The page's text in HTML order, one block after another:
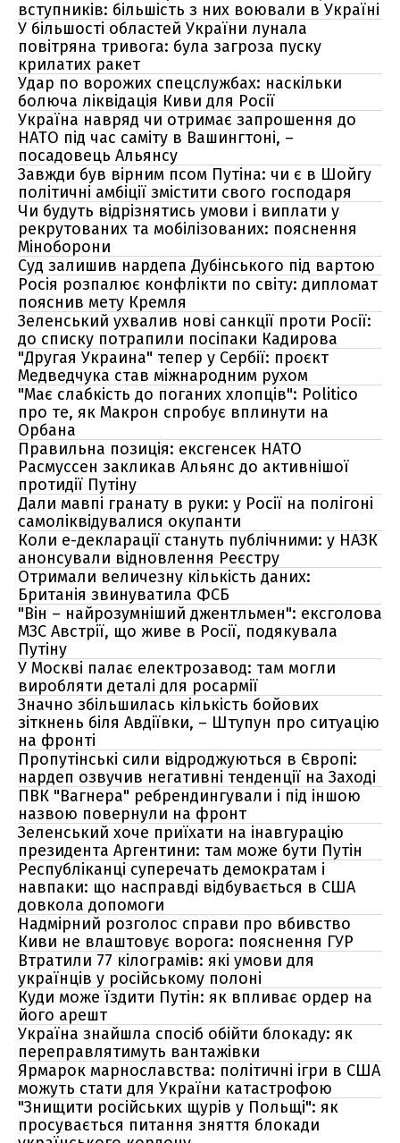
вступників: більшість з них воювали в Україні
У більшості областей України лунала
повітряна тривога: була загроза пуску
крилатих ракет
Удар по ворожих спецслужбах: наскільки
болюча ліквідація Киви для Росії
Україна навряд чи отримає запрошення до
НАТО під час саміту в Вашингтоні, –
посадовець Альянсу
Завжди був вірним псом Путіна: чи є в Шойгу
політичні амбіції змістити свого господаря
Чи будуть відрізнятись умови і виплати у
рекрутованих та мобілізованих: пояснення
Міноборони
Суд залишив нардепа Дубінського під вартою
Росія розпалює конфлікти по світу: дипломат
пояснив мету Кремля
Зеленський ухвалив нові санкції проти Росії:
до списку потрапили посіпаки Кадирова
"Другая Украина" тепер у Сербії: проєкт
Медведчука став міжнародним рухом
"Має слабкість до поганих хлопців": Politico
про те, як Макрон спробує вплинути на
Орбана
Правильна позиція: ексгенсек НАТО
Расмуссен закликав Альянс до активнішої
протидії Путіну
Дали мавпі гранату в руки: у Росії на полігоні
самоліквідувалися окупанти
Коли е-декларації стануть публічними: у НАЗК
анонсували відновлення Реєстру
Отримали величезну кількість даних:
Британія звинуватила ФСБ
"Він – найрозумніший джентльмен": ексголова
МЗС Австрії, що живе в Росії, подякувала
Путіну
У Москві палає електрозавод: там могли
виробляти деталі для росармії
Значно збільшилась кількість бойових
зіткнень біля Авдіївки, – Штупун про ситуацію
на фронті
Пропутінські сили відроджуються в Європі:
нардеп озвучив негативні тенденції на Заході
ПВК "Вагнера" ребрендингували і під іншою
назвою повернули на фронт
Зеленський хоче приїхати на інавгурацію
президента Аргентини: там може бути Путін
Республіканці суперечать демократам і
навпаки: що насправді відбувається в США
довкола допомоги
Надмірний розголос справи про вбивство
Киви не влаштовує ворога: пояснення ГУР
Втратили 77 кілограмів: які умови для
українців у російському полоні
Куди може їздити Путін: як впливає ордер на
його арешт
Україна знайшла спосіб обійти блокаду: як
переправлятимуть вантажівки
Ярмарок марнославства: політичні ігри в США
можуть стати для України катастрофою
"Знищити російських щурів у Польщі": як
просувається питання зняття блокади